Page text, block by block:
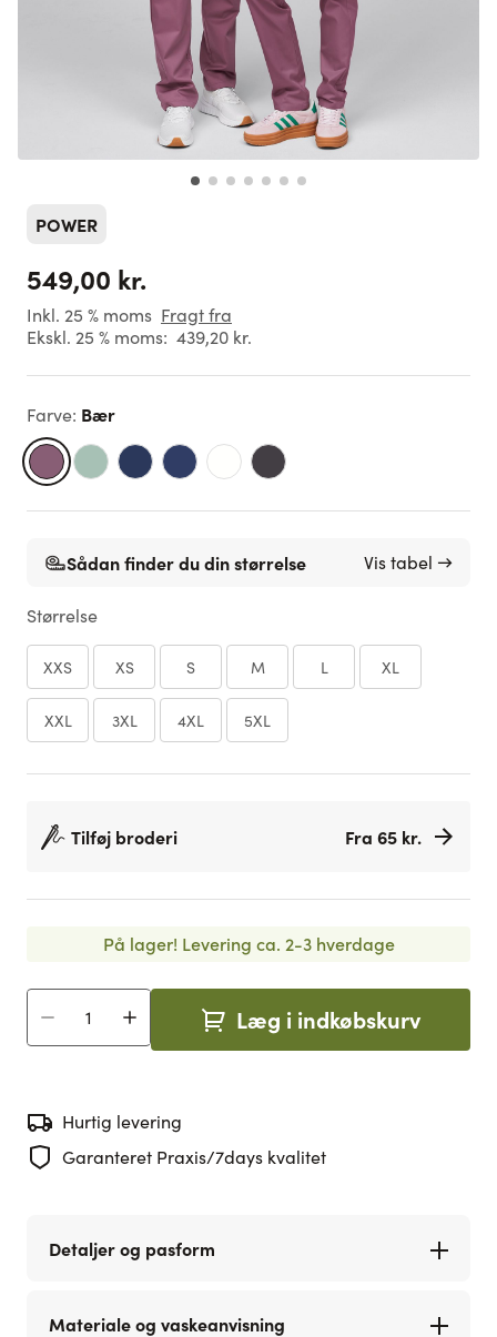
POWER
549,00 kr.
Inkl. 25 % moms Fragt fra
Ekskl. 25 % moms: 439,20 kr.
Farve: Bær
Sådan finder du din størrelse Vis tabel →
Størrelse
XXS XS S M L XL
XXL 3XL 4XL 5XL
Tilføj broderi Fra 65 kr.
På lager! Levering ca. 2-3 hverdage
Antal Læg i indkøbskurv
Hurtig levering
Garanteret Praxis/7days kvalitet
Detaljer og pasform
Materiale og vaskeanvisning